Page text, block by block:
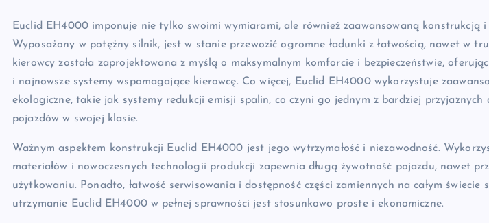
Euclid EH4000 imponuje nie tylko swoimi wymiarami, ale również zaawansowaną konstrukcją
Wyposażony w potężny silnik, jest w stanie przewozić ogromne ładunki z łatwością, nawet w
kierowcy została zaprojektowana z myślą o maksymalnym komforcie i bezpieczeństwie,
i najnowsze systemy wspomagające kierowcę. Co więcej, Euclid EH4000 wykorzystuje
ekologiczne, takie jak systemy redukcji emisji spalin, co czyni go jednym z bardziej przyjaznych
pojazdów w swojej klasie.
Ważnym aspektem konstrukcji Euclid EH4000 jest jego wytrzymałość i niezawodność.
materiałów i nowoczesnych technologii produkcji zapewnia długą żywotność pojazdu, nawet
użytkowaniu. Ponadto, łatwość serwisowania i dostępność części zamiennych na całym świecie
utrzymanie Euclid EH4000 w pełnej sprawności jest stosunkowo proste i ekonomiczne.